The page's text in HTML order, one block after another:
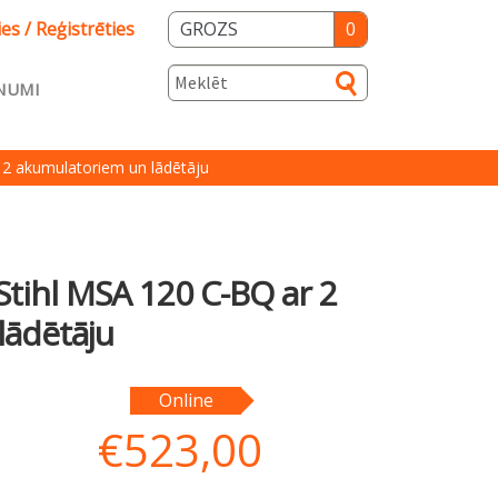
/ Reģistrēties GROZS 0
Salidzini.lv
akumulatoriem un lādētāju
MSA 120 C-BQ ar 2
Online
€523,00